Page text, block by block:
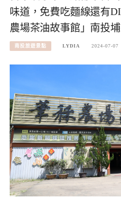
味道，免費吃麵線還有
農場茶油故事館」南投
南投旅遊景點 LYDIA 2024-07-07